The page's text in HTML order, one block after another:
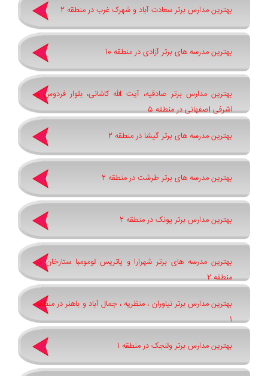
بهترین مدارس برتر سعادت آباد و شهرک غرب در منطقه 2
بهترین مدرسه های برتر آزادی در منطقه 10
بهترین مدارس برتر صادقیه، آیت الله کاشانی، بلوار فردوس و
اشرفی اصفهانی در منطقه 5
بهترین مدرسه های برتر گیشا در منطقه 2
بهترین مدرسه های برتر طرشت در منطقه 2
بهترین مدارس برتر پونک در منطقه 2
بهترین مدرسه های برتر شهرارا و پاتريس لومومبا ستارخان در
منطقه 2
بهترین مدارس برتر نیاوران ، منظریه ، جمال آباد و باهنر در منطقه
1
بهترین مدارس برتر ولنجک در منطقه 1